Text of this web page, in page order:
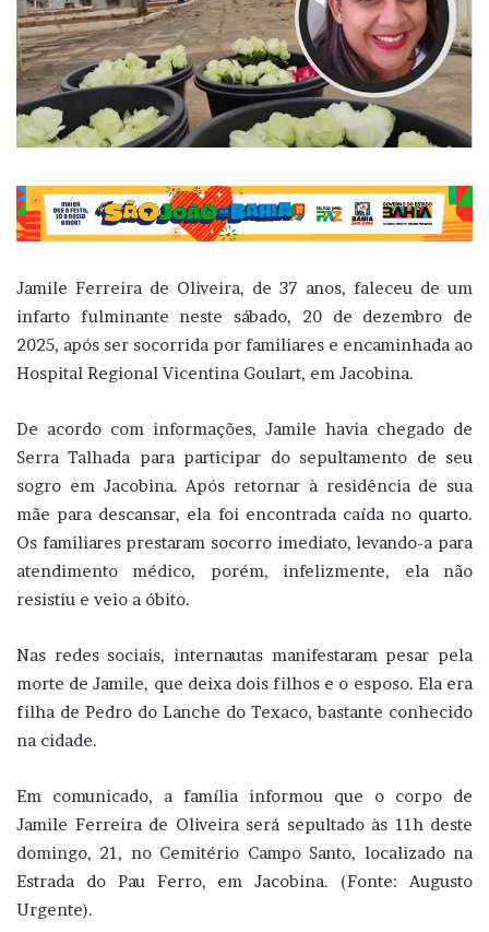
Jamile Ferreira de Oliveira, de 37 anos, faleceu de um
infarto fulminante neste sábado, 20 de dezembro de
2025, após ser socorrida por familiares e encaminhada ao
Hospital Regional Vicentina Goulart, em Jacobina.
De acordo com informações, Jamile havia chegado de
Serra Talhada para participar do sepultamento de seu
sogro em Jacobina. Após retornar à residência de sua
mãe para descansar, ela foi encontrada caída no quarto.
Os familiares prestaram socorro imediato, levando-a para
atendimento médico, porém, infelizmente, ela não
resistiu e veio a óbito.
Nas redes sociais, internautas manifestaram pesar pela
morte de Jamile, que deixa dois filhos e o esposo. Ela era
filha de Pedro do Lanche do Texaco, bastante conhecido
na cidade.
Em comunicado, a família informou que o corpo de
Jamile Ferreira de Oliveira será sepultado às 11h deste
domingo, 21, no Cemitério Campo Santo, localizado na
Estrada do Pau Ferro, em Jacobina. (Fonte: Augusto
Urgente).